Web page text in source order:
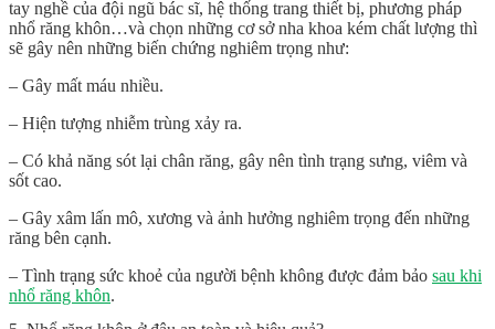
tay nghề của đội ngũ bác sĩ, hệ thống trang thiết bị, phương pháp
nhổ răng khôn…và chọn những cơ sở nha khoa kém chất lượng thì
sẽ gây nên những biến chứng nghiêm trọng như:
– Gây mất máu nhiều.
– Hiện tượng nhiễm trùng xảy ra.
– Có khả năng sót lại chân răng, gây nên tình trạng sưng, viêm và
sốt cao.
– Gây xâm lấn mô, xương và ảnh hưởng nghiêm trọng đến những
răng bên cạnh.
– Tình trạng sức khoẻ của người bệnh không được đảm bảo sau khi
nhổ răng khôn.